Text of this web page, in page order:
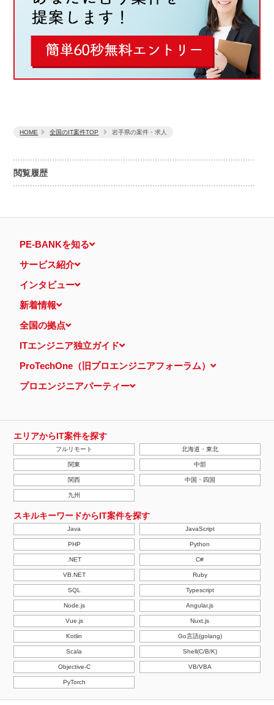
閲覧履歴
HOME 全国のIT案件TOP 岩手県の案件・求人
PE-BANKを知る
サービス紹介
インタビュー
新着情報
全国の拠点
ITエンジニア独立ガイド
ProTechOne（旧プロエンジニアフォーラム）
プロエンジニアパーティー
エリアからIT案件を探す
フルリモート 北海道・東北
関東 中部
関西 中国・四国
九州
スキルキーワードからIT案件を探す
Java JavaScript
PHP Python
.NET C#
VB.NET Ruby
SQL Typescript
Node.js Angular.js
Vue.js Nuxt.js
Kotlin Go言語(golang)
Scala Shell(C/B/K)
Objective-C VB/VBA
PyTorch